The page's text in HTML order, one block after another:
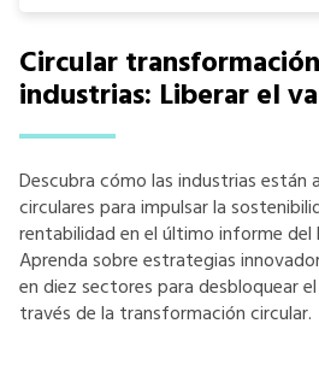
Circular
industrias: Liberar el
Descubra cómo las industrias
circulares para impulsar la
rentabilidad en el último informe del
Aprenda sobre estrategias
en diez sectores para desbloquear
través de la transformación circular.